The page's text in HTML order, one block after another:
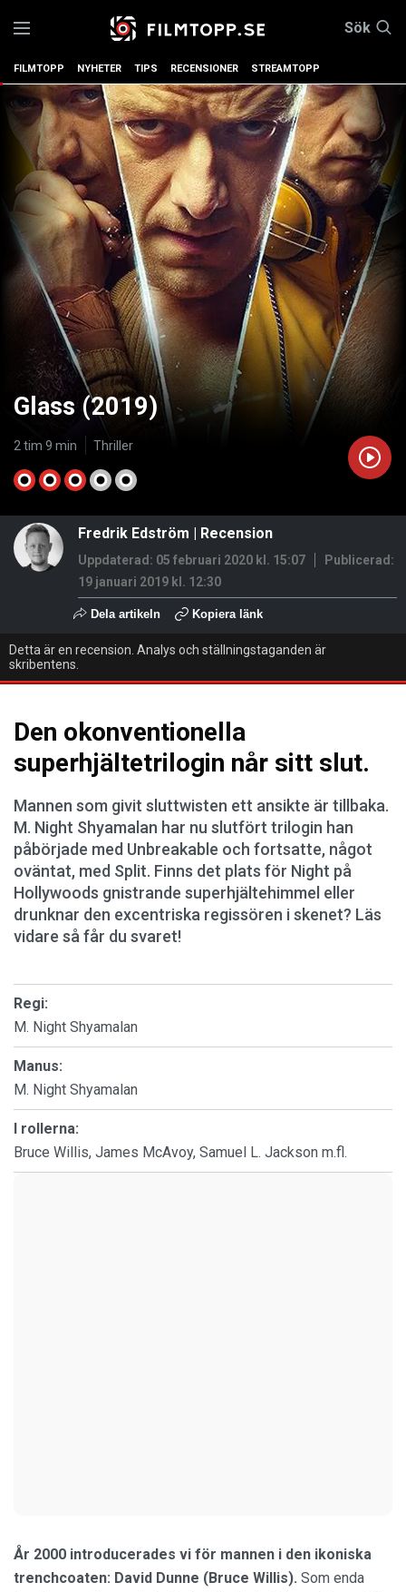
Sök
FILMTOPP NYHETER TIPS RECENSIONER STREAMTOPP
Glass (2019)
2 tim 9 min Thriller
Fredrik Edström | Recension
Uppdaterad: 05 februari 2020 kl. 15:07
Publicerad:
19 januari 2019 kl. 12:30
Dela artikeln Kopiera länk
Detta är en recension. Analys och ställningstaganden är
skribentens.
Den okonventionella
superhjältetrilogin når sitt slut.
Mannen som givit sluttwisten ett ansikte är tillbaka.
M. Night Shyamalan har nu slutfört trilogin han
påbörjade med Unbreakable och fortsatte, något
oväntat, med Split. Finns det plats för Night på
Hollywoods gnistrande superhjältehimmel eller
drunknar den excentriska regissören i skenet? Läs
vidare så får du svaret!
Regi:
M. Night Shyamalan
Manus:
M. Night Shyamalan
I rollerna:
Bruce Willis, James McAvoy, Samuel L. Jackson m.fl.
År 2000 introducerades vi för mannen i den ikoniska
trenchcoaten: David Dunne (Bruce Willis). Som enda